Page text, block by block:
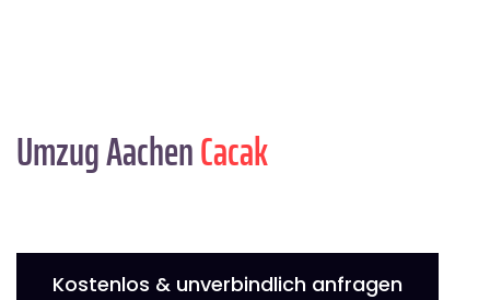
Umzug AachenCacak
Kostenlos & unverbindlich anfragen